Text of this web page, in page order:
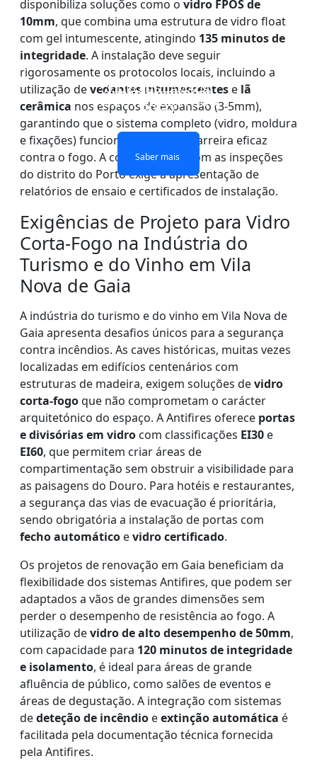
VIDRO DE CAMADA
ÚNICA CONTRA FOGO
VIDRO DE CAMADAS
DUPLAS À PROVA DE
FOGO
Saber mais
JANELAS E PORTAS DE
VIDRO À PROVA DE
FOGO
Saber mais
PAREDE DIVISÓRIA DE
VIDRO À PROVA DE
FOGO
Saber mais
disponibiliza soluções como o vidro FPOS de
10mm, que combina uma estrutura de vidro float
com gel intumescente, atingindo 135 minutos de
integridade. A instalação deve seguir
rigorosamente os protocolos locais, incluindo a
utilização devedantes intumescentes e lã
cerâmica nos espaços de expansão (3-5mm),
garantindo que o sistema completo (vidro, moldura
e fixações) funciona como uma barreira eficaz
contra o fogo. A conformidade com as inspeções
do distrito do Porto exige a apresentação de
relatórios de ensaio e certificados de instalação.
Exigências de Projeto para Vidro
Corta-Fogo na Indústria do
Turismo e do Vinho em Vila
Nova de Gaia
A indústria do turismo e do vinho em Vila Nova de
Gaia apresenta desafios únicos para a segurança
contra incêndios. As caves históricas, muitas vezes
localizadas em edifícios centenários com
estruturas de madeira, exigem soluções devidro
corta-fogoque não comprometam o carácter
arquitetónico do espaço. A Antifires oferece portas
e divisórias em vidro com classificações EI30 e
EI60, que permitem criar áreas de
compartimentação sem obstruir a visibilidade para
as paisagens do Douro. Para hotéis e restaurantes,
a segurança das vias de evacuação é prioritária,
sendo obrigatória a instalação de portas com
fecho automático evidro certificado.
Os projetos de renovação em Gaia beneficiam da
flexibilidade dos sistemas Antifires, que podem ser
adaptados a vãos de grandes dimensões sem
perder o desempenho de resistência ao fogo. A
utilização devidro de alto desempenho de 50mm,
com capacidade para 120 minutos de integridade
e isolamento, é ideal para áreas de grande
afluência de público, como salões de eventos e
áreas de degustação. A integração com sistemas
dedeteção de incêndio eextinção automática é
facilitada pela documentação técnica fornecida
pela Antifires.